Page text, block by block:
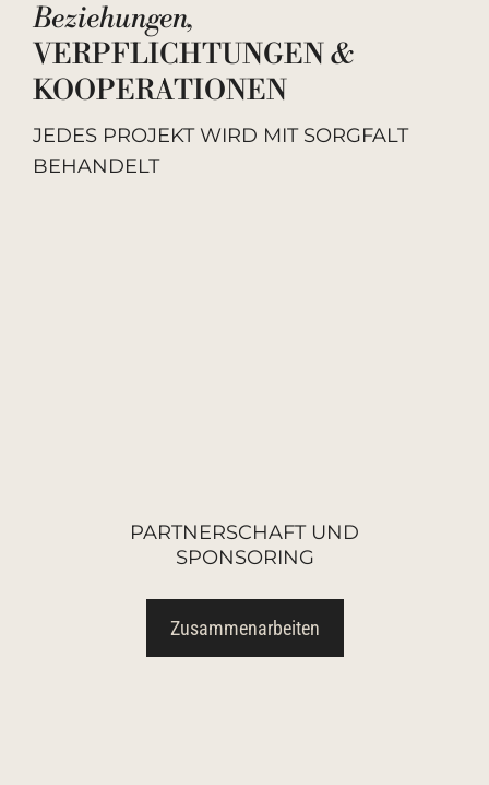
Beziehungen,
VERPFLICHTUNGEN&
KOOPERATIONEN
JEDES PROJEKT WIRD MIT SORGFALT
BEHANDELT
PARTNERSCHAFT UND
SPONSORING
Zusammenarbeiten